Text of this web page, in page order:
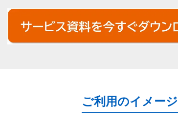
ご利用のイメージ